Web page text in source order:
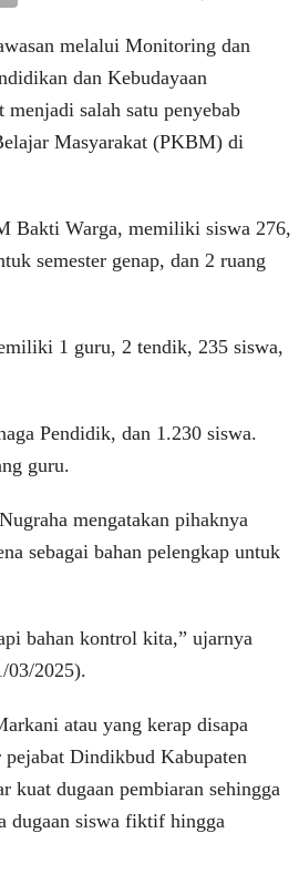
melalui Monitoring dan
dan Kebudayaan
salah satu penyebab
Masyarakat (PKBM) di
Bakti Warga, memiliki siswa 276,
semester genap, dan 2 ruang
1 guru, 2 tendik, 235 siswa,
Pendidik, dan 1.230 siswa.
guru.
mengatakan pihaknya
sebagai bahan pelengkap untuk
bahan kontrol kita,” ujarnya
03/2025).
atau yang kerap disapa
Dindikbud Kabupaten
kuat dugaan pembiaran sehingga
dugaan siswa fiktif hingga